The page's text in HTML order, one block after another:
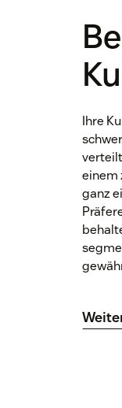
Ihre
einem
ganz